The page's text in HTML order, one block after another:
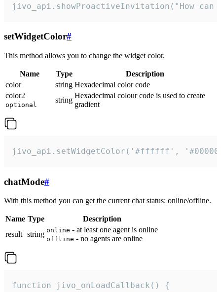
jivo_api.showProactiveInvitation("How
setWidgetColor#
This method allows you to change the widget color.
Name Type
Description
color
string Hexadecimal color code
color2
optional
string
Hexadecimal colour code is used to create
gradient
jivo_api.setWidgetColor('#ffffff',
chatMode#
With this method you can get the current chat status: online/offline.
Name Type
Description
result string online - at least one agent is online
offline - no agents are online
function jivo_onLoadCallback() {